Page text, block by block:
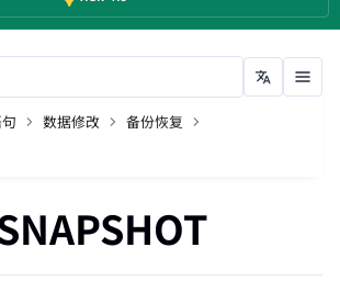
数据修改
备份恢复